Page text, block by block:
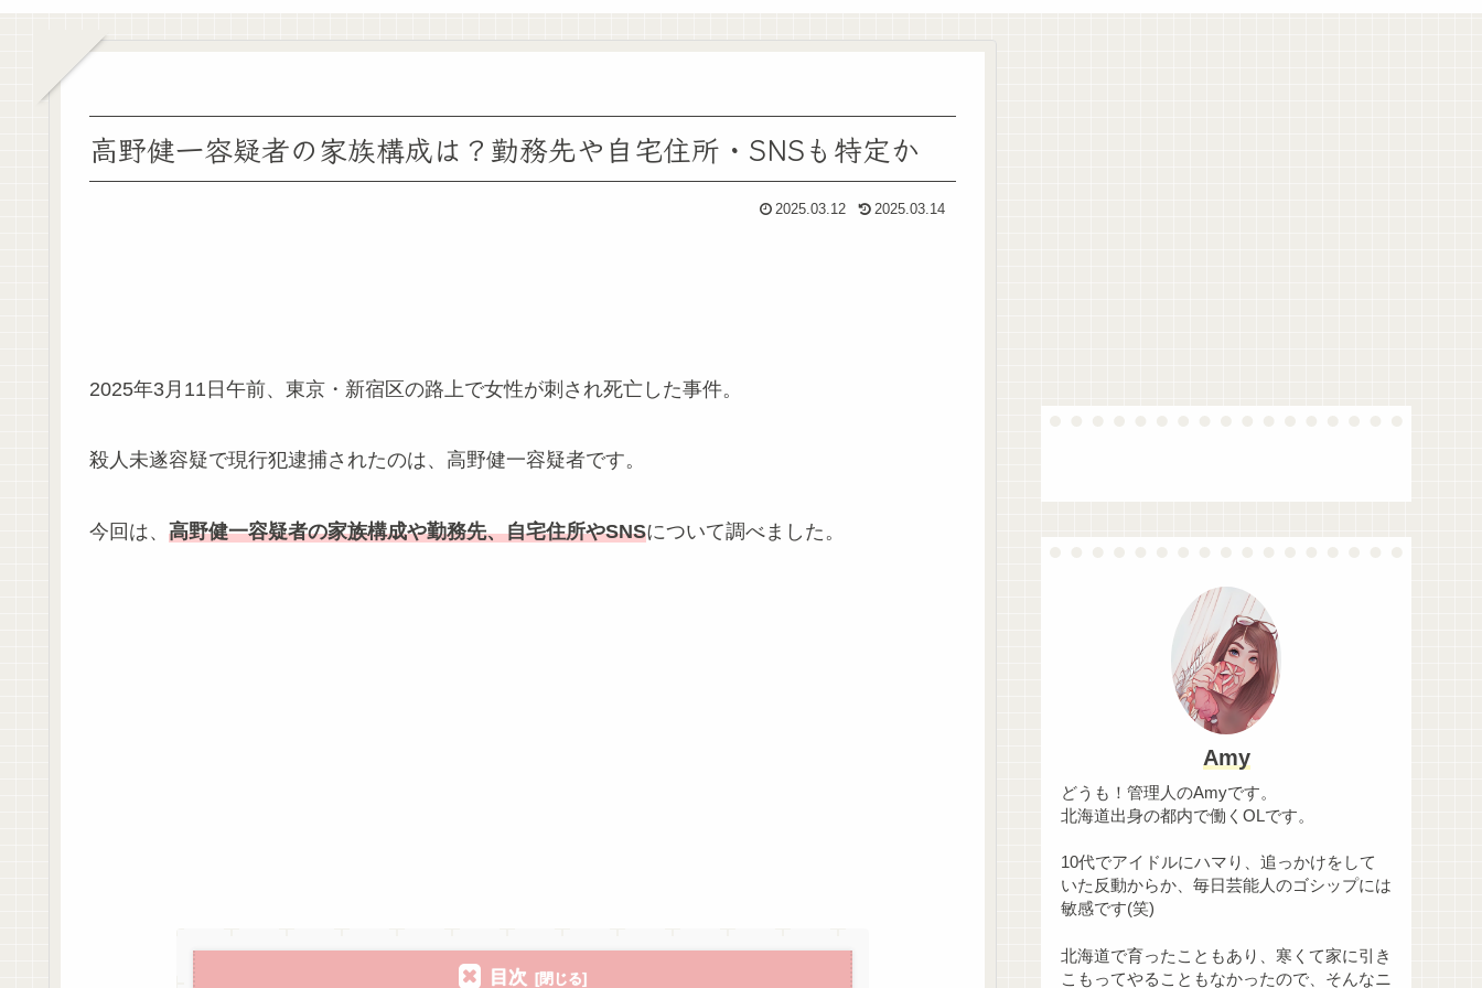
高野健一容疑者の家族構成は？勤務先や自宅住所・SNSも特定か
2025.03.12 2025.03.14
2025年3月11日午前、東京・新宿区の路上で女性が刺され死亡した事件。
殺人未遂容疑で現行犯逮捕されたのは、高野健一容疑者です。
今回は、 高野健一容疑者の家族構成や勤務先、自宅住所やSNSについて調べました。
目次
Amy
どうも！管理人のAmyです。
北海道出身の都内で働くOLです。
10代でアイドルにハマり、追っかけをして
いた反動からか、毎日芸能人のゴシップには
敏感です(笑)
北海道で育ったこともあり、寒くて家に引き
こもってやることもなかったので、そんなニ